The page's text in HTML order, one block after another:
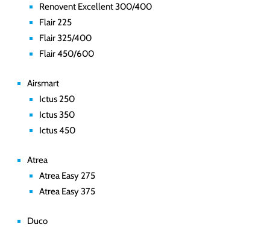
Renovent Excellent 300/400
Flair 225
Flair 325/400
Flair 450/600
Airsmart
Ictus 250
Ictus 350
Ictus 450
Atrea
Atrea Easy 275
Atrea Easy 375
Duco